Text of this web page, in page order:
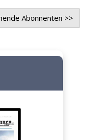
Abonnenten >>